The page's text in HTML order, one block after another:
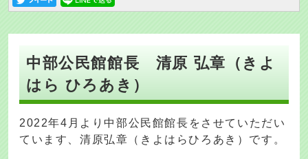
中部公民館館長 清原 弘章（きよ
はら ひろあき）
2022年4月より中部公民館館長をさせていただい
ています、清原弘章（きよはらひろあき）です。